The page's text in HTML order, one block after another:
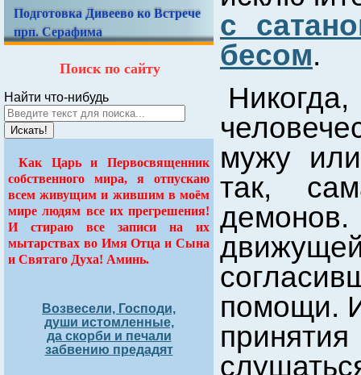
Подготовка Дивеево ко Встрече
прп. Серафима
Поиск по сайту
Найти что-нибудь
Искать!
Как Царь и Первосвященник
собственного мира, я отпускаю
всем живущим и жившим в моём
мире людям все их прегрешения!
И стираю все записи на их
мытарствах во Имя Отца и Сына
и Святаго Духа! Аминь.
Возвесели, Господи,
души истомленные,
да скорби и печали
забвению предадят
с
бесом.
мужу
так,
помощи.